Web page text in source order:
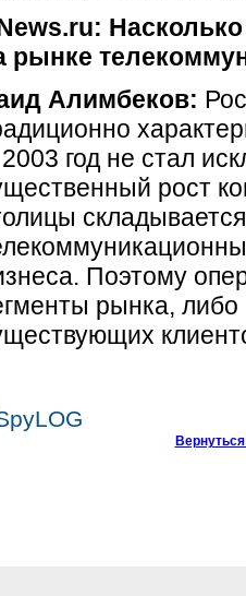
рынке
Алимбеков:
год не стал
рост
Поэтому
рынка, либо